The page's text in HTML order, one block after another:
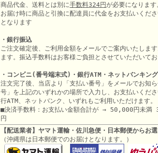
商品代金、送料とは別に手数料324円 が必要になります
お届け時に商品と引換に配達員に代金をお支払いくだ
となります
・銀行振込
ご注文確定後、ご利用金額をメールでご案内いたしま
ます。振込手数料はお客様ご負担とさせていただいてお
・コンビニ(番号端末式)・銀行ATM・ネットバンキン
注文完了後、当店より「支払い番号」をメールでお知
号」を上記のいずれかの場所で入力し、お支払いくだ
行ATM、ネットバンク、いずれもご利用いただけます。
■決済手数料：お支払い金額合計が → 50,000円未
円
【配送業者】ヤマト運輸・佐川急便・日本郵便からお選
（沖縄県は日本郵便でのお届けとなります。）